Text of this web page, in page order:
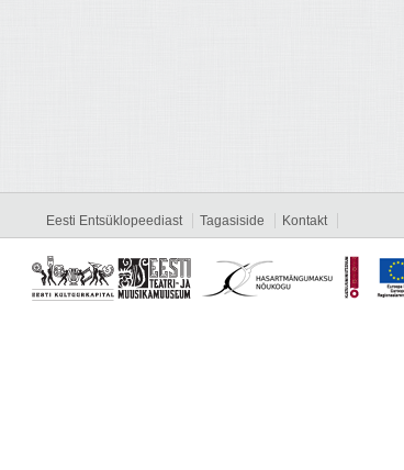
Eesti Entsüklopeediast Tagasiside Kontakt